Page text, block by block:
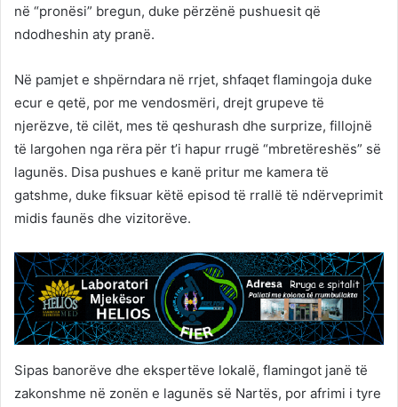
në “pronësi” bregun, duke përzënë pushuesit që
ndodheshin aty pranë.
Në pamjet e shpërndara në rrjet, shfaqet flamingoja duke
ecur e qetë, por me vendosmëri, drejt grupeve të
njerëzve, të cilët, mes të qeshurash dhe surprize, fillojnë
të largohen nga rëra për t’i hapur rrugë “mbretëreshës” së
lagunës. Disa pushues e kanë pritur me kamera të
gatshme, duke fiksuar këtë episod të rrallë të ndërveprimit
midis faunës dhe vizitorëve.
Sipas banorëve dhe ekspertëve lokalë, flamingot janë të
zakonshme në zonën e lagunës së Nartës, por afrimi i tyre